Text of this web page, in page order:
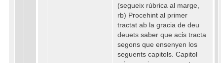
(segueix rúbrica al marge,
rb) Procehint al primer
tractat ab la gracia de deu
deuets saber que acis tracta
segons que ensenyen los
seguents capitols. Capitol